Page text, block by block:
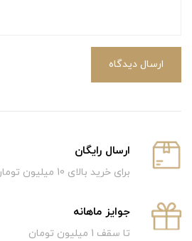
ارسال دیدگاه
ارسال رایگان
برای خرید بالای 10 میلیون تومان
جوایز ماهانه
تا سقف 1 میلیون تومان